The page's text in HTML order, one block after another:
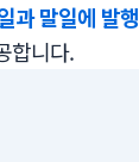
과 말일에 발행
합니다.